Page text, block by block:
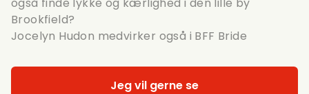
Brookfield?
Jocelyn Hudon medvirker også i BFF Bride
Jeg vil gerne se